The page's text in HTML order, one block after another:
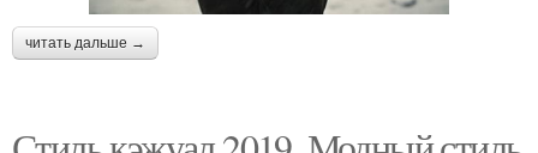
читать дальше →